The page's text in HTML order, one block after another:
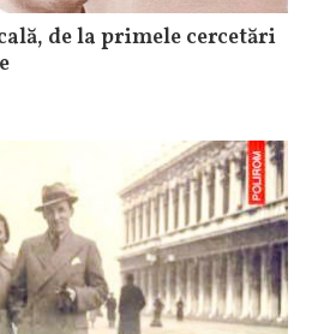
de la primele cercetări